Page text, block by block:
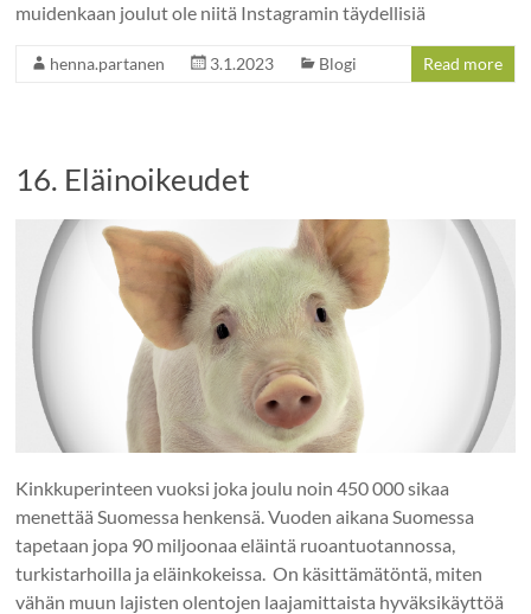
muidenkaan joulut ole niitä Instagramin täydellisiä
henna.partanen 3.1.2023 Blogi Read more
16. Eläinoikeudet
Kinkkuperinteen vuoksi joka joulu noin 450 000 sikaa
menettää Suomessa henkensä. Vuoden aikana Suomessa
tapetaan jopa 90 miljoonaa eläintä ruoantuotannossa,
turkistarhoilla ja eläinkokeissa. On käsittämätöntä, miten
vähän muun lajisten olentojen laajamittaista hyväksikäyttöä